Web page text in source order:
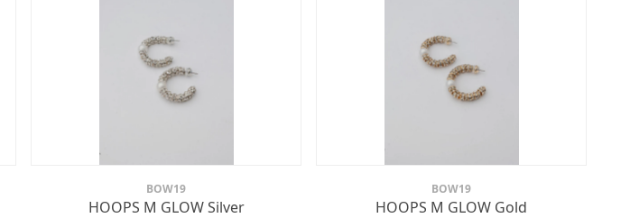
BOW19
HOOPS M GLOW Silver
BOW19
HOOPS M GLOW Gold